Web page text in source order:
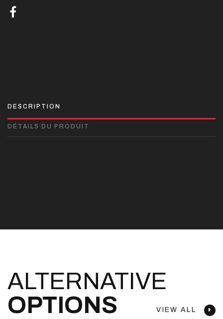
DESCRIPTION
DÉTAILS DU PRODUIT
ALTERNATIVE
OPTIONS
VIEW ALL